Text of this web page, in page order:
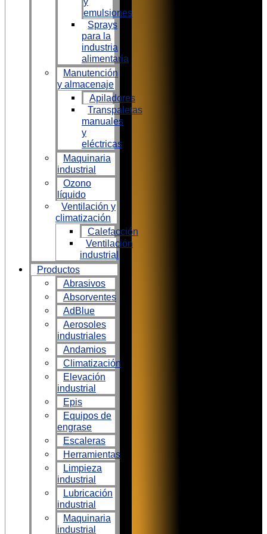
emulsiones
Sprays
para la
industria
alimentaria
Manutención
y almacenaje
Apiladores
Transpaletas
manuales
y
eléctricas
Maquinaria
industrial
Ozono
líquido
Ventilación y
climatización
Calefacción
Ventilación
industrial
Productos
Abrasivos
Absorventes
AdBlue
Aerosoles
industriales
Andamios
Climatización
Elevación
industrial
Epis
Equipos de
engrase
Escaleras
Herramientas
Limpieza
industrial
Lubricación
industrial
Maquinaria
industrial